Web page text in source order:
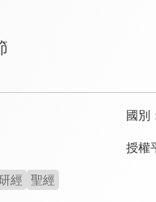
國別
授權
經 聖經